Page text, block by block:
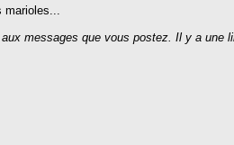
marioles...
messages que vous postez. Il y a une